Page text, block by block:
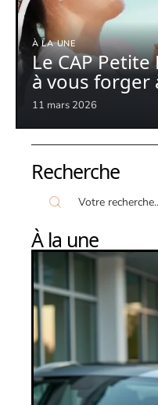
À LA UNE
Le CAP
à vous forger
11 mars 2026
Recherche
À la une